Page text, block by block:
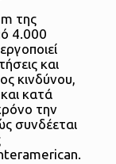
της
4.000
και
κινδύνου,
κατά
την
συνδέεται